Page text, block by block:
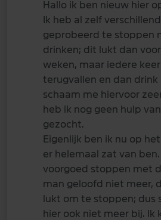
Hallo ik ben nieuw hier
Ik heb al zelf
geprobeerd te stoppen
drinken; dit lukt dan
weken, maar iedere
terugvallen en dan drink
schaam me hiervoor
heb ik nog geen hulp
gezocht.
Eigenlijk ben ik nu op
er helemaal zat van ben.
voorgoed stoppen met
man geloofd niet meer,
lukt om te stoppen; dus
hier ook niet meer bij. Ik